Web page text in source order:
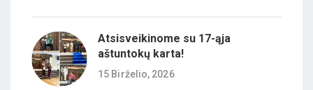
Atsisveikinome su 17-ąja
aštuntokų karta!
15 Birželio, 2026